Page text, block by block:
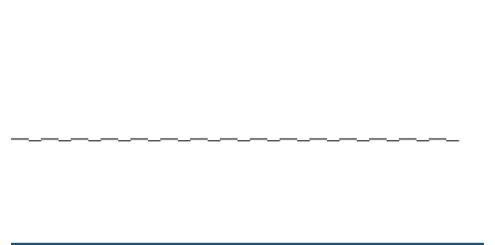
━─━─━─━─━─━─━─━─━─━─━─━─━─━─━─